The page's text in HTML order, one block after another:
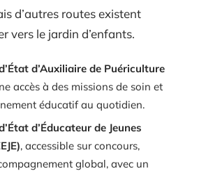
d’autres routes existent
vers le jardin d’enfants.
d’Auxiliaire de Puériculture
accès à des missions de soin et
éducatif au quotidien.
d’Éducateur de Jeunes
, accessible sur concours,
global, avec un